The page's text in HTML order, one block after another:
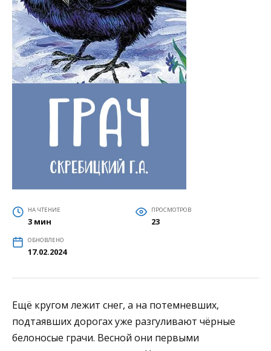
НА ЧТЕНИЕ
3 мин
ПРОСМОТРОВ
23
ОБНОВЛЕНО
17.02.2024
Ещё кругом лежит снег, а на потемневших,
подтаявших дорогах уже разгуливают чёрные
белоносые грачи. Весной они первыми